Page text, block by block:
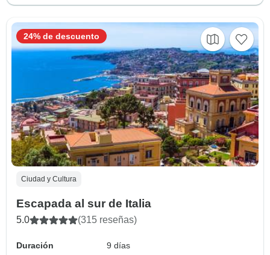
Ciudad y Cultura
Escapada al sur de Italia
5.0 (315 reseñas)
Duración
9 días
24% de descuento